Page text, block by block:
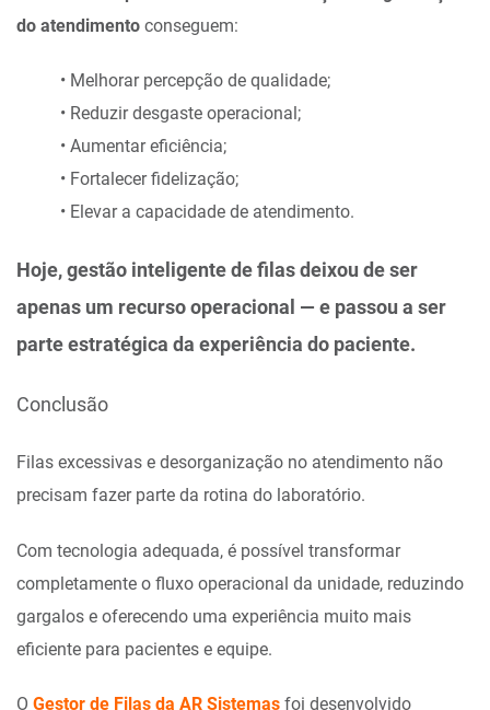
do atendimento conseguem:
• Melhorar percepção de qualidade;
• Reduzir desgaste operacional;
• Aumentar eficiência;
• Fortalecer fidelização;
• Elevar a capacidade de atendimento.
Hoje, gestão inteligente de filas deixou de ser
apenas um recurso operacional — e passou a ser
parte estratégica da experiência do paciente.
Conclusão
Filas excessivas e desorganização no atendimento não
precisam fazer parte da rotina do laboratório.
Com tecnologia adequada, é possível transformar
completamente o fluxo operacional da unidade, reduzindo
gargalos e oferecendo uma experiência muito mais
eficiente para pacientes e equipe.
O Gestor de Filas da AR Sistemas foi desenvolvido